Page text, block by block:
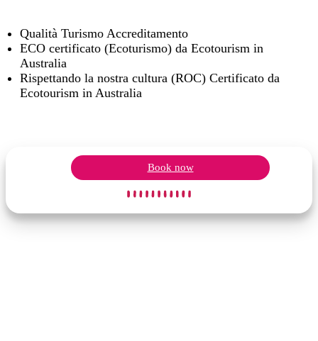
Qualità Turismo Accreditamento
ECO certificato (Ecoturismo) da Ecotourism in
Australia
Rispettando la nostra cultura (ROC) Certificato da
Ecotourism in Australia
Book now